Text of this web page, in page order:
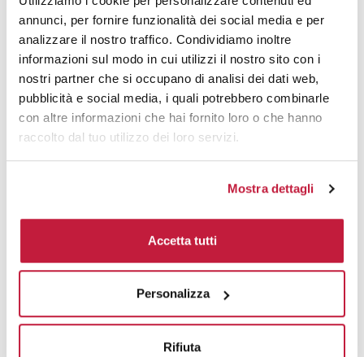
annunci, per fornire funzionalità dei social media e per
analizzare il nostro traffico. Condividiamo inoltre
informazioni sul modo in cui utilizzi il nostro sito con i
nostri partner che si occupano di analisi dei dati web,
pubblicità e social media, i quali potrebbero combinarle
con altre informazioni che hai fornito loro o che hanno
raccolto dal tuo utilizzo dei loro servizi.
Mostra dettagli
Accetta tutti
Personalizza
Rifiuta
Area di personalizzazione
Domande e risposte
Prodotti alternativi